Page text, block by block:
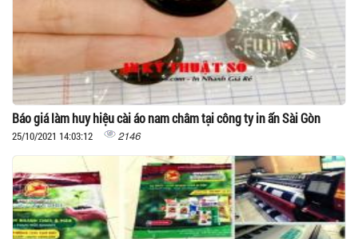
Báo giá làm huy hiệu cài áo nam châm tại công ty in ấn Sài Gòn
25/10/2021 14:03:12 2146